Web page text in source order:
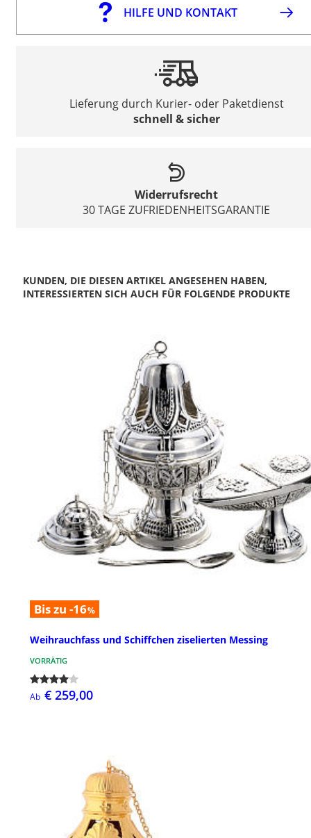
HILFE UND KONTAKT
Lieferung durch Kurier- oder Paketdienst
schnell & sicher
Widerrufsrecht
30 TAGE ZUFRIEDENHEITSGARANTIE
KUNDEN, DIE DIESEN ARTIKEL ANGESEHEN HABEN,
INTERESSIERTEN SICH AUCH FÜR FOLGENDE PRODUKTE
Bis zu -16%
Weihrauchfass und Schiffchen ziselierten Messing
VORRÄTIG
Ab € 259,00